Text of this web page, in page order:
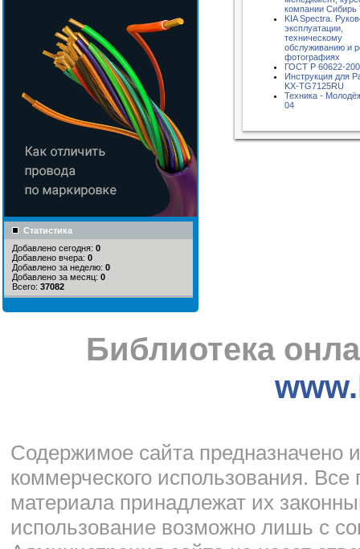
Статистика
Добавлено сегодня: 0
Добавлено вчера: 0
Добавлено за неделю: 0
Добавлено за месяц: 0
Всего: 37082
компании Сибирь
KIA Spectra.
эксплуатации,
техническому
обслуживанию и
фотографиях
ГОСТ Р 60622-
Инструкция для
KX-TG7125RU
Техника -
04
Библиотека
Cодержимое сайта предназначено
коммерческого использования.
материала принадлежат их
использование возможно лишь с